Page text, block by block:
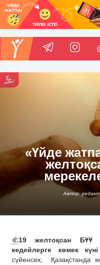
«Үйде
Автор:
🫲19 желтоқсан БҰҰ
кедейлерге көмек
сүйенсек,
Қазақстанда